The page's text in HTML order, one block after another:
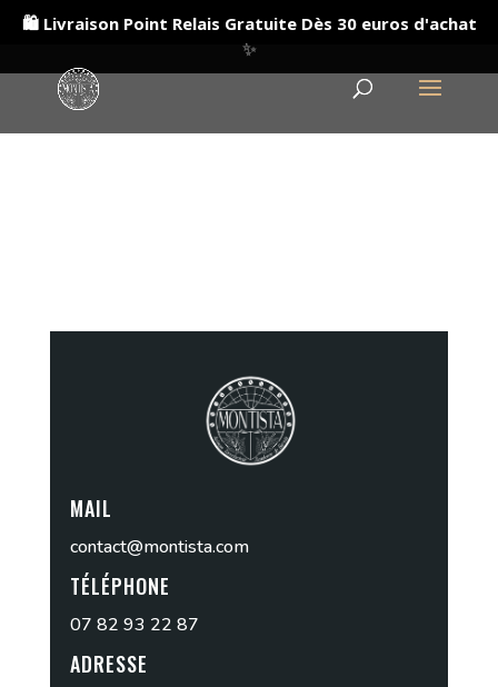
MAIL
contact@montista.com
TÉLÉPHONE
07 82 93 22 87
ADRESSE
🛍️ Livraison Point Relais Gratuite Dès 30 euros d'achat
✨